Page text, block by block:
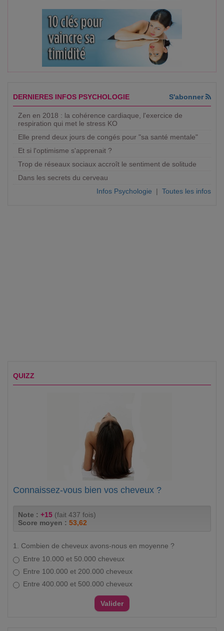
DERNIERES INFOS PSYCHOLOGIE S'abonner
Zen en 2018 : la cohérence cardiaque, l'exercice de
respiration qui met le stress KO
Elle prend deux jours de congés pour "sa santé mentale"
Et si l'optimisme s'apprenait ?
Trop de réseaux sociaux accroît le sentiment de solitude
Dans les secrets du cerveau
Infos Psychologie | Toutes les infos
QUIZZ
Connaissez-vous bien vos cheveux ?
Note : +15 (fait 437 fois)
Score moyen : 53,62
1. Combien de cheveux avons-nous en moyenne ?
Entre 10.000 et 50.000 cheveux
Entre 100.000 et 200.000 cheveux
Entre 400.000 et 500.000 cheveux